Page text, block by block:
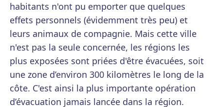
habitants n'ont pu emporter que quelques
effets personnels (évidemment très peu) et
leurs animaux de compagnie. Mais cette ville
n'est pas la seule concernée, les régions les
plus exposées sont priées d'être évacuées, soit
une zone d’environ 300 kilomètres le long de la
côte. C'est ainsi la plus importante opération
d’évacuation jamais lancée dans la région.